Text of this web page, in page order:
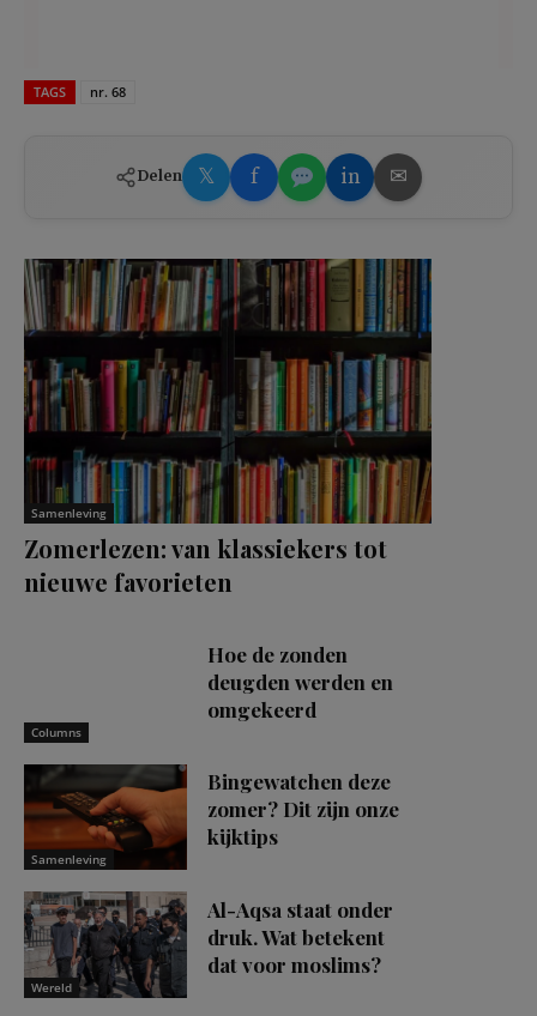
TAGS nr. 68
Delen 𝕏 f in ✉
Samenleving
Zomerlezen: van klassiekers tot
nieuwe favorieten
Columns
Hoe de zonden
deugden werden en
omgekeerd
Samenleving
Bingewatchen deze
zomer? Dit zijn onze
kijktips
Wereld
Al-Aqsa staat onder
druk. Wat betekent
dat voor moslims?